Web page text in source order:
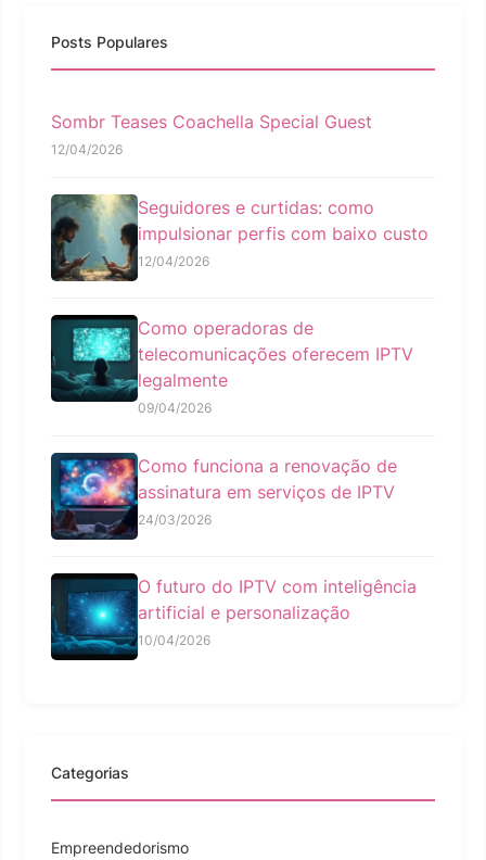
Posts Populares
Sombr Teases Coachella Special Guest
12/04/2026
Seguidores e curtidas: como
impulsionar perfis com baixo custo
12/04/2026
Como operadoras de
telecomunicações oferecem IPTV
legalmente
09/04/2026
Como funciona a renovação de
assinatura em serviços de IPTV
24/03/2026
O futuro do IPTV com inteligência
artificial e personalização
10/04/2026
Categorias
Empreendedorismo